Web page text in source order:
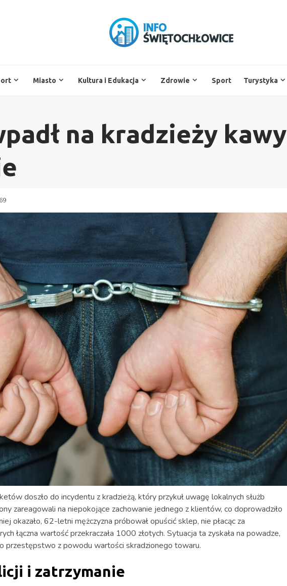
Miasto Kultura i Edukacja Zdrowie Sport Turystyka
na kradzieży kawy
doszło do incydentu z kradzieżą, który przykuł uwagę lokalnych służb
zareagowali na niepokojące zachowanie jednego z klientów, co doprowadziło
okazało, 62-letni mężczyzna próbował opuścić sklep, nie płacąc za
łączna wartość przekraczała 1000 złotych. Sytuacja ta zyskała na powadze,
przestępstwo z powodu wartości skradzionego towaru.
i zatrzymanie